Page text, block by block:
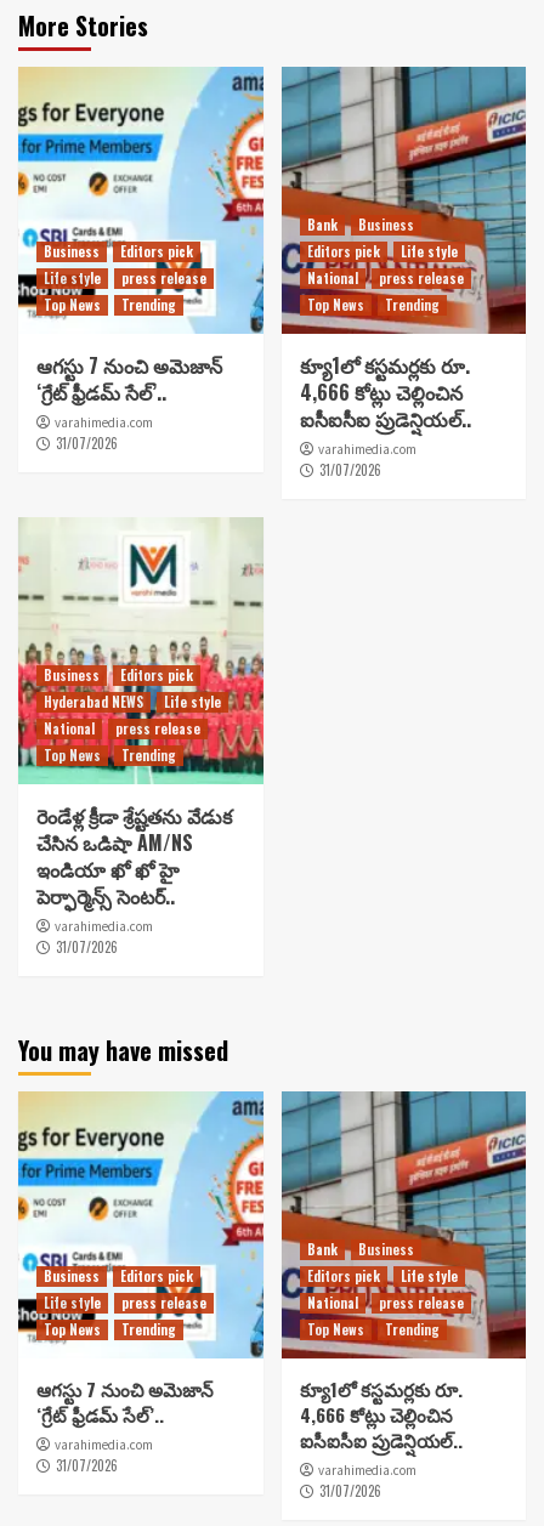
More Stories
Business
Editors pick
Life style
press release
Top News
Trending
ఆగస్టు 7 నుంచి అమెజాన్
‘గ్రేట్ ఫ్రీడమ్ సేల్’..
varahimedia.com
31/07/2026
Bank
Business
Editors pick
Life style
National
press release
Top News
Trending
క్యూ1లో కస్టమర్లకు రూ.
4,666 కోట్లు చెల్లించిన
ఐసీఐసీఐ ప్రుడెన్షియల్..
varahimedia.com
31/07/2026
Business
Editors pick
Hyderabad NEWS
Life style
National
press release
Top News
Trending
రెండేళ్ల క్రీడా శ్రేష్టతను వేడుక
చేసిన ఒడిషా AM/NS
ఇండియా ఖో ఖో హై
పెర్ఫార్మెన్స్ సెంటర్..
varahimedia.com
31/07/2026
You may have missed
Business
Editors pick
Life style
press release
Top News
Trending
ఆగస్టు 7 నుంచి అమెజాన్
‘గ్రేట్ ఫ్రీడమ్ సేల్’..
varahimedia.com
31/07/2026
Bank
Business
Editors pick
Life style
National
press release
Top News
Trending
క్యూ1లో కస్టమర్లకు రూ.
4,666 కోట్లు చెల్లించిన
ఐసీఐసీఐ ప్రుడెన్షియల్..
varahimedia.com
31/07/2026